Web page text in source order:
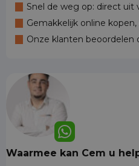
Snel de weg op: direct uit
Gemakkelijk online
Onze klanten beoordelen
Waarmee kan Cem u